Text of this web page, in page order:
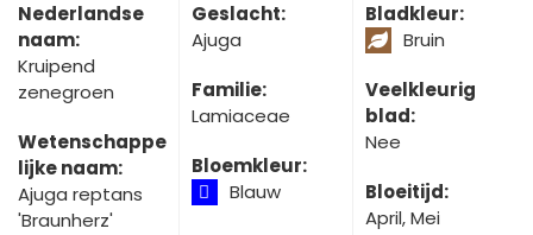
Nederlandse
naam:
Kruipend
zenegroen
Wetenschappe
lijke naam:
Ajuga reptans
'Braunherz'
Geslacht:
Ajuga
Familie:
Lamiaceae
Bloemkleur:
Blauw
Bladkleur:
Bruin
Veelkleurig
blad:
Nee
Bloeitijd:
April, Mei